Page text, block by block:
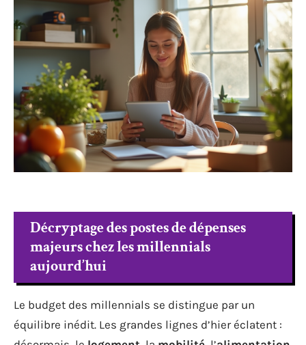
Décryptage des postes de dépenses
majeurs chez les millennials
aujourd’hui
Le budget des millennials se distingue par un
équilibre inédit. Les grandes lignes d’hier éclatent :